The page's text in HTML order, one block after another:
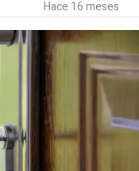
Hace 16 meses